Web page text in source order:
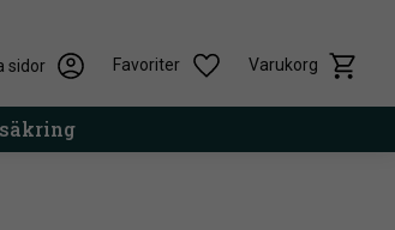
sidor Favoriter Varukorg
Önskelista